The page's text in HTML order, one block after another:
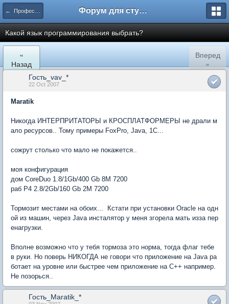
← Профессиональное общение Форум для студента СГА
Какой язык программирования выбрать?
«
Назад
Вперед
»
Гость_vav_*
22 Oct 2007
Maratik
Никогда ИНТЕРПРИТАТОРЫ и КРОСПЛАТФОРМЕРЫ не драли м
ало ресурсов.. Тому примеры FoxPro, Java, 1C...
сожрут столько что мало не покажется..
моя конфигурация
дом CoreDuo 1.8/1Gb/400 Gb 8M 7200
раб P4 2.8/2Gb/160 Gb 2M 7200
Тормозит местами на обоих... Кстати при установки Oracle на одн
ой из машин, через Java инсталятор у меня згорела мать изза пер
енагрузки.
Вполне возможно что у тебя тормоза это норма, тогда флаг тебе
в руки. Но поверь НИКОГДА не говори что приложение на Java ра
ботает на уровне или быстрее чем приложение на С++ например.
Не позорься..
Гость_Maratik_*